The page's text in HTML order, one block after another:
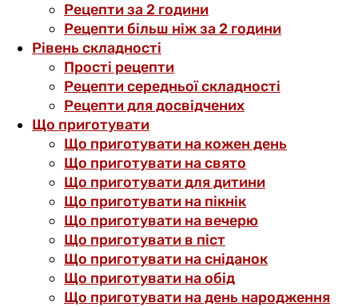
Рецепти за 2 години
Рецепти більш ніж за 2 години
Рівень складності
Прості рецепти
Рецепти середньої складності
Рецепти для досвідчених
Що приготувати
Що приготувати на кожен день
Що приготувати на свято
Що приготувати для дитини
Що приготувати на пікнік
Що приготувати на вечерю
Що приготувати в піст
Що приготувати на сніданок
Що приготувати на обід
Що приготувати на день народження